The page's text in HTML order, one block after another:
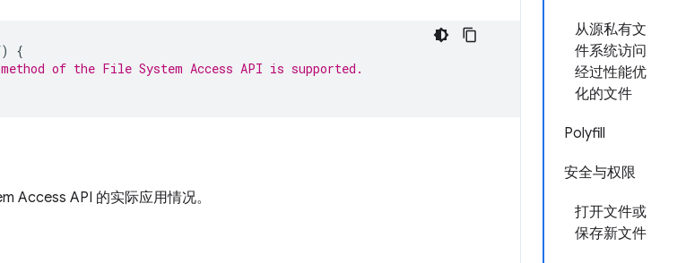
从源私有文
件系统访问
经过性能优
化的文件
Polyfill
安全与权限
打开文件或
保存新文件
)
{
of the File System Access API is supported.
Access API 的实际应用情况。